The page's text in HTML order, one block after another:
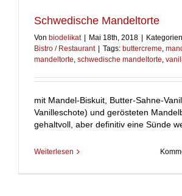
Schwedische Mandeltorte
Von biodelikat | Mai 18th, 2018 |
Bistro / Restaurant | Tags: buttercreme
mandeltorte schwedische mandeltorte
mit Mandel-Biskuit, Butter-Sahne-
Vanilleschote) und gerösteten
gehaltvoll, aber definitiv eine Sünde
Weiterlesen